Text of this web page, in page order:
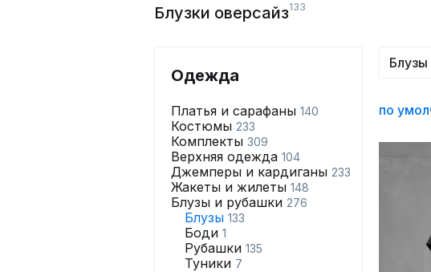
Блузки оверсайз133
Одежда
Платья и сарафаны 140
Костюмы 233
Комплекты 309
Верхняя одежда 104
Джемперы и кардиганы 233
Жакеты и жилеты 148
Блузы и рубашки 276
Блузы 133
Боди 1
Рубашки 135
Туники 7
Блузы
по